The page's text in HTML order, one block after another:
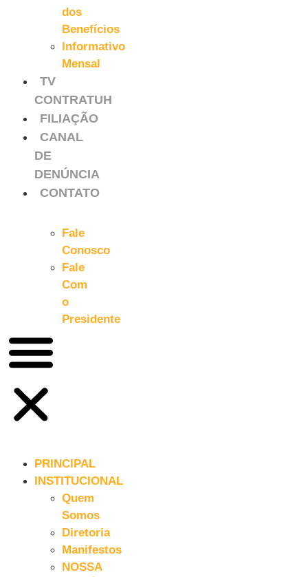
dos
Benefícios
Informativo
Mensal
TV
CONTRATUH
FILIAÇÃO
CANAL
DE
DENÚNCIA
CONTATO
Fale
Conosco
Fale
Com
o
Presidente
PRINCIPAL
INSTITUCIONAL
Quem
Somos
Diretoria
Manifestos
NOSSA